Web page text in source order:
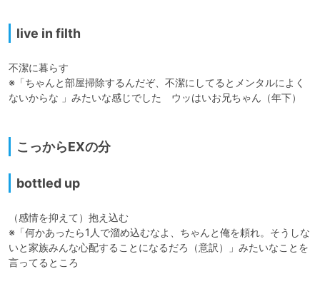
live in filth
不潔に暮らす
※「ちゃんと部屋掃除するんだぞ、不潔にしてるとメンタルによく
ないからな 」みたいな感じでした　ウッはいお兄ちゃん（年下）
こっからEXの分
bottled up
（感情を抑えて）抱え込む
※「何かあったら1人で溜め込むなよ、ちゃんと俺を頼れ。そうしな
いと家族みんな心配することになるだろ（意訳）」みたいなことを
言ってるところ